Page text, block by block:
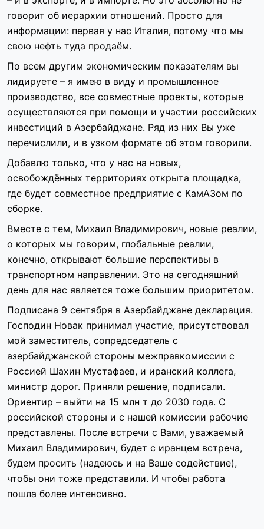
говорит об иерархии отношений. Просто для
информации: первая у нас Италия, потому что мы
свою нефть туда продаём.
По всем другим экономическим показателям вы
лидируете – я имею в виду и промышленное
производство, все совместные проекты, которые
осуществляются при помощи и участии российских
инвестиций в Азербайджане. Ряд из них Вы уже
перечислили, и в узком формате об этом говорили.
Добавлю только, что у нас на новых,
освобождённых территориях открыта площадка,
где будет совместное предприятие с КамАЗом по
сборке.
Вместе с тем, Михаил Владимирович, новые реалии,
о которых мы говорим, глобальные реалии,
конечно, открывают большие перспективы в
транспортном направлении. Это на сегодняшний
день для нас является тоже большим приоритетом.
Подписана 9 сентября в Азербайджане декларация.
Господин Новак принимал участие, присутствовал
мой заместитель, сопредседатель с
азербайджанской стороны межправкомиссии с
Россией Шахин Мустафаев, и иранский коллега,
министр дорог. Приняли решение, подписали.
Ориентир – выйти на 15 млн т до 2030 года. С
российской стороны и с нашей комиссии рабочие
представлены. После встречи с Вами, уважаемый
Михаил Владимирович, будет с иранцем встреча,
будем просить (надеюсь и на Ваше содействие),
чтобы они тоже представили. И чтобы работа
пошла более интенсивно.